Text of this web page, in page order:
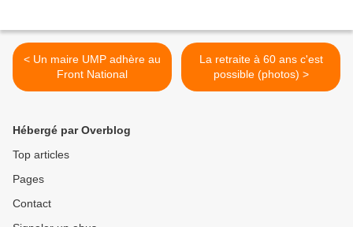
< Un maire UMP adhère au
Front National
La retraite à 60 ans c'est
possible (photos) >
Hébergé par Overblog
Top articles
Pages
Contact